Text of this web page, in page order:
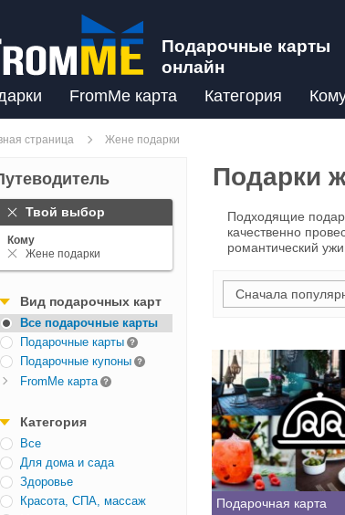
Подарочные карты
онлайн
FromMe карта Категория
страница Жене подарки
Твой выбор
Кому
Жене подарки
Вид подарочных карт
Все подарочные карты
Подарочные карты
Подарочные купоны
FromMe карта
Категория
Все
Для дома и сада
Здоровье
Красота, СПА, массаж
Подарки
Подходящие
качественно
романтический
Сначала
Подарочная карта